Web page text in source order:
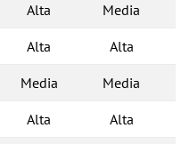
Alta Media
Alta Alta
Media Media
Alta Alta